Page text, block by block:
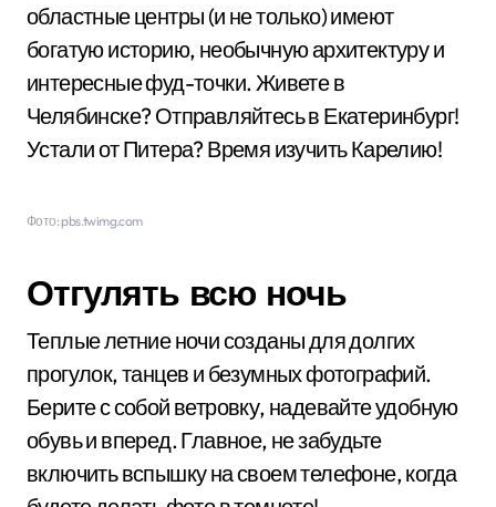
областные центры (и не только) имеют
богатую историю, необычную архитектуру и
интересные фуд-точки. Живете в
Челябинске? Отправляйтесь в Екатеринбург!
Устали от Питера? Время изучить Карелию!
Фото: pbs.twimg.com
Отгулять всю ночь
Теплые летние ночи созданы для долгих
прогулок, танцев и безумных фотографий.
Берите с собой ветровку, надевайте удобную
обувь и вперед. Главное, не забудьте
включить вспышку на своем телефоне, когда